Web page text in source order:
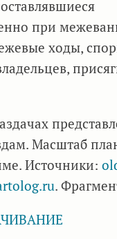
при
ходы,
Масштаб
Источники:
.